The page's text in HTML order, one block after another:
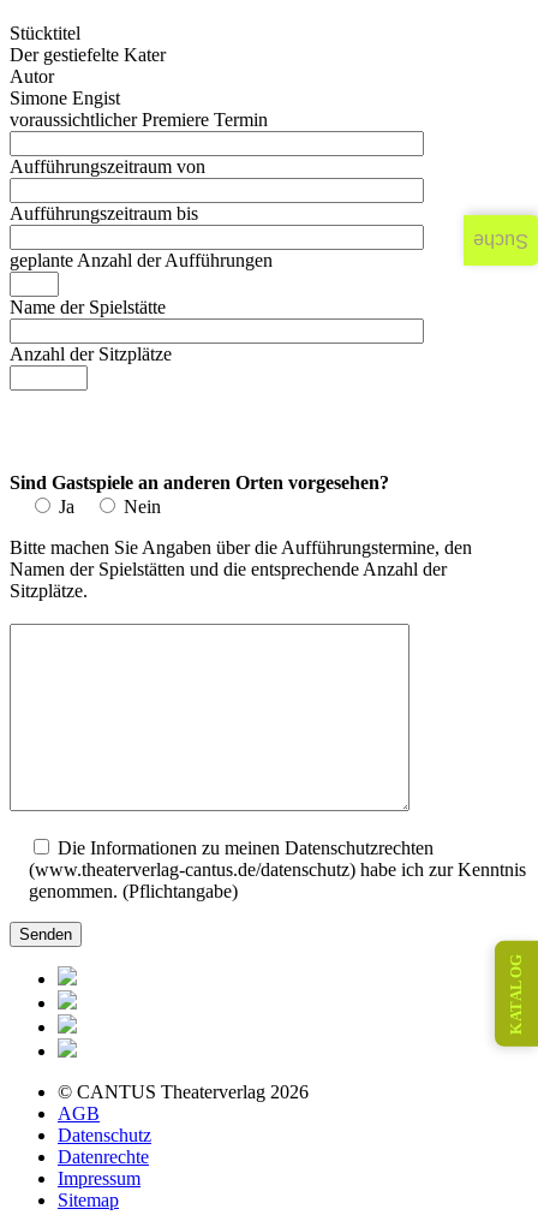
Stücktitel
Der gestiefelte Kater
Autor
Simone Engist
voraussichtlicher Premiere Termin
Aufführungszeitraum von
Aufführungszeitraum bis
geplante Anzahl der Aufführungen
Name der Spielstätte
Anzahl der Sitzplätze
Sind Gastspiele an anderen Orten vorgesehen?
Ja
Nein
Bitte machen Sie Angaben über die Aufführungstermine, den
Namen der Spielstätten und die entsprechende Anzahl der
Sitzplätze.
Die Informationen zu meinen Datenschutzrechten
(www.theaterverlag-cantus.de/datenschutz) habe ich zur Kenntnis
genommen. (Pflichtangabe)
© CANTUS Theaterverlag 2026
AGB
Datenschutz
Datenrechte
Impressum
Sitemap
KATALOG
Suche